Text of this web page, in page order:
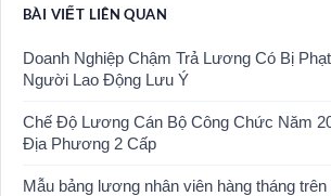
BÀI VIẾT LIÊN QUAN
Doanh Nghiệp Chậm Trả Lương Có Bị
Người Lao Động Lưu Ý
Chế Độ Lương Cán Bộ Công Chức Năm
Địa Phương 2 Cấp
Mẫu bảng lương nhân viên hàng tháng